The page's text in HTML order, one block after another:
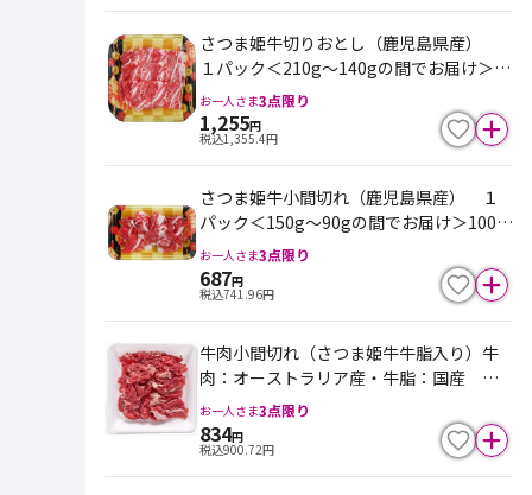
さつま姫牛切りおとし（鹿児島県産）
１パック＜210g～140gの間でお届け＞10
0ｇ当り598円 ※最終売価は100ｇ単価
×重量となります
お一人さま3点限り
1,255円
税込1,355.4円
さつま姫牛小間切れ（鹿児島県産） １
パック＜150g～90gの間でお届け＞100ｇ
当り458円 ※最終売価は100ｇ単価×重
量となります
お一人さま3点限り
687円
税込741.96円
牛肉小間切れ（さつま姫牛牛脂入り）牛
肉：オーストラリア産・牛脂：国産 １
パック＜280g～190gの間でお届け＞100
ｇ当り298円 ※最終売価は100ｇ単価×
重量となります
お一人さま3点限り
834円
税込900.72円